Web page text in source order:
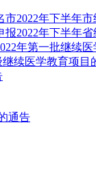
市2022年下半年
报2022年下半年
年第一批继续
续医学教育项目
通告